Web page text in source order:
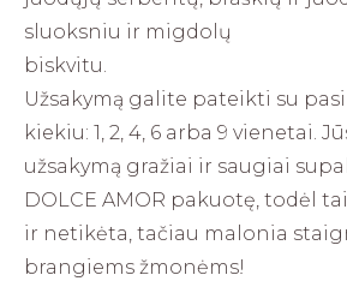
sluoksniu ir migdolų
biskvitu.
Užsakymą galite pateikti su
kiekiu: 1, 2, 4, 6 arba 9 vienetai.
užsakymą gražiai ir saugiai
DOLCE AMOR pakuotę, todėl
ir netikėta, tačiau malonia
brangiems žmonėms!